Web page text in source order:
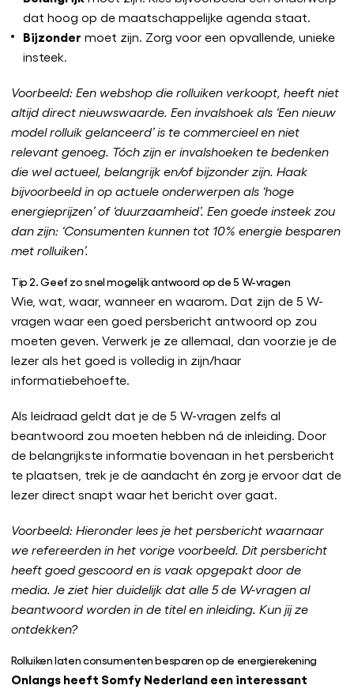
dat hoog op de maatschappelijke agenda staat.
Bijzonder moet zijn. Zorg voor een opvallende, unieke
insteek.
Voorbeeld: Een webshop die rolluiken verkoopt, heeft niet
altijd direct nieuwswaarde. Een invalshoek als ‘Een nieuw
model rolluik gelanceerd’ is te commercieel en niet
relevant genoeg. Tóch zijn er invalshoeken te bedenken
die wel actueel, belangrijk en/of bijzonder zijn. Haak
bijvoorbeeld in op actuele onderwerpen als ‘hoge
energieprijzen’ of ‘duurzaamheid’. Een goede insteek zou
dan zijn: ‘Consumenten kunnen tot 10% energie besparen
met rolluiken’.
Tip 2. Geef zo snel mogelijk antwoord op de 5 W-vragen
Wie, wat, waar, wanneer en waarom. Dat zijn de 5 W-
vragen waar een goed persbericht antwoord op zou
moeten geven. Verwerk je ze allemaal, dan voorzie je de
lezer als het goed is volledig in zijn/haar
informatiebehoefte.
Als leidraad geldt dat je de 5 W-vragen zelfs al
beantwoord zou moeten hebben ná de inleiding. Door
de belangrijkste informatie bovenaan in het persbericht
te plaatsen, trek je de aandacht én zorg je ervoor dat de
lezer direct snapt waar het bericht over gaat.
Voorbeeld: Hieronder lees je het persbericht waarnaar
we refereerden in het vorige voorbeeld. Dit persbericht
heeft goed gescoord en is vaak opgepakt door de
media. Je ziet hier duidelijk dat alle 5 de W-vragen al
beantwoord worden in de titel en inleiding. Kun jij ze
ontdekken?
Rolluiken laten consumenten besparen op de energierekening
Onlangs heeft Somfy Nederland een interessant